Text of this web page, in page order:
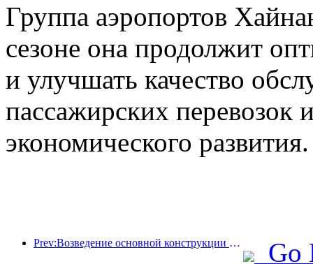
Группа аэропортов
сезоне она продолжит
и улучшать качество
пассажирских перевозок
экономического развития.
Prev:Возведение основной конструкции океанариума Beijing Haichang Ocean Park планируется завершить к концу года; окончание строительства и открытие ожидаются в 2027 году.
Go